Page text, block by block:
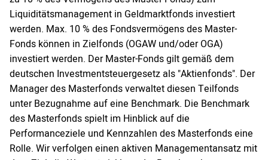
Liquiditätsmanagement in Geldmarktfonds investiert
werden. Max. 10 % des Fondsvermögens des Master-
Fonds können in Zielfonds (OGAW und/oder OGA)
investiert werden. Der Master-Fonds gilt gemäß dem
deutschen Investmentsteuergesetz als "Aktienfonds". Der
Manager des Masterfonds verwaltet diesen Teilfonds
unter Bezugnahme auf eine Benchmark. Die Benchmark
des Masterfonds spielt im Hinblick auf die
Performanceziele und Kennzahlen des Masterfonds eine
Rolle. Wir verfolgen einen aktiven Managementansatz mit